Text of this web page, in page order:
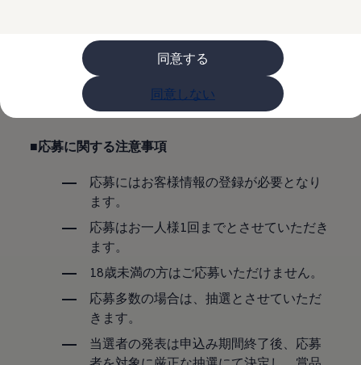
同意する
同意しない
オファー
Golf お乗り換えを10万円補助
Tiguan 購入後、5年間の安心サポートが無償
Golf Variant お乗り換えを10万円補助
Volkswagenアンバサダープログラム
ファイナンシャルサービス
フォルクスワーゲン自動車保険プラス
お支払いシミュレーション
モデル別月々のお支払い例
ライフスタイルに合ったプランをみつける
カスタマーポータル 登録・ログイン
Match Maker 登録・ログイン
補助金・エコカー優遇制度
補助金・エコカー優遇制度
Golf
Golf Variant
Passat
ID. Buzz
アフターサービス
下記の「規約」を必ずお読みいただき、同意
いただけましたら「規約に同意して申込む」
ボタンをクリックしてお進みください。
■応募に関する注意事項
応募にはお客様情報の登録が必要となり
ます。
応募はお一人様1回までとさせていただき
ます。
18歳未満の方はご応募いただけません。
応募多数の場合は、抽選とさせていただ
きます。
当選者の発表は申込み期間終了後、応募